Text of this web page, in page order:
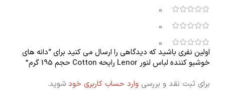
0
0
0
اولین نفری باشید که دیدگاهی را ارسال می کنید برای “دانه های
خوشبو کننده لباس لنور Lenor رایحه Cotton حجم 195 گرم”
برای ثبت نقد و بررسی وارد حساب کاربری خود شوید.